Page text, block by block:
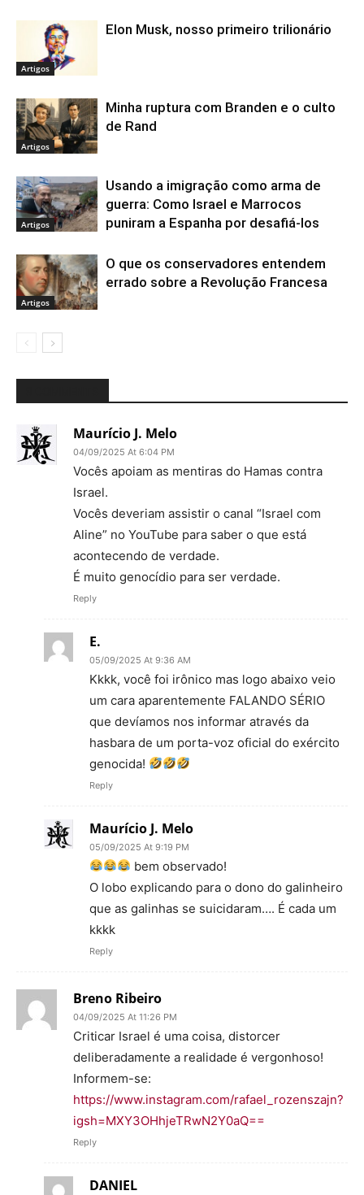
Artigos
Elon Musk, nosso primeiro trilionário
Artigos
Minha ruptura com Branden e o culto
de Rand
Artigos
Usando a imigração como arma de
guerra: Como Israel e Marrocos
puniram a Espanha por desafiá-los
Artigos
O que os conservadores entendem
errado sobre a Revolução Francesa
Maurício J. Melo
04/09/2025 At 6:04 PM
Vocês apoiam as mentiras do Hamas contra
Israel.
Vocês deveriam assistir o canal “Israel com
Aline” no YouTube para saber o que está
acontecendo de verdade.
É muito genocídio para ser verdade.
Reply
E.
05/09/2025 At 9:36 AM
Kkkk, você foi irônico mas logo abaixo veio
um cara aparentemente FALANDO SÉRIO
que devíamos nos informar através da
hasbara de um porta-voz oficial do exército
genocida!
Reply
Maurício J. Melo
05/09/2025 At 9:19 PM
bem observado!
O lobo explicando para o dono do galinheiro
que as galinhas se suicidaram…. É cada um
kkkk
Reply
Breno Ribeiro
04/09/2025 At 11:26 PM
Criticar Israel é uma coisa, distorcer
deliberadamente a realidade é vergonhoso!
Informem-se:
https://www.instagram.com/rafael_rozenszajn?
igsh=MXY3OHhjeTRwN2Y0aQ==
Reply
DANIEL